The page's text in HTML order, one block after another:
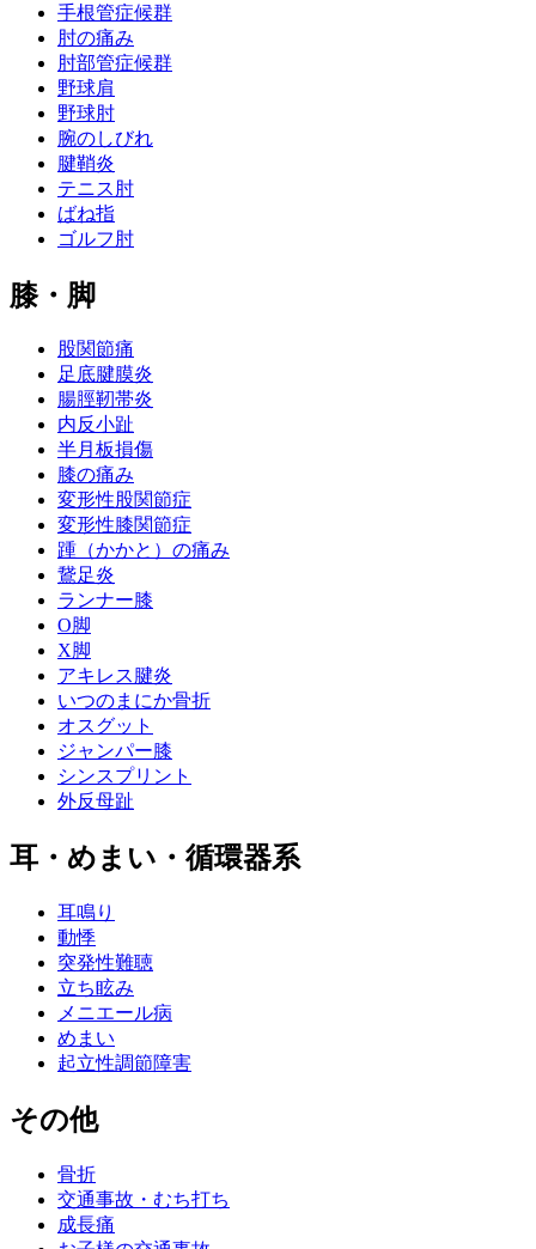
手根管症候群
肘の痛み
肘部管症候群
野球肩
野球肘
腕のしびれ
腱鞘炎
テニス肘
ばね指
ゴルフ肘
膝・脚
股関節痛
足底腱膜炎
腸脛靭帯炎
内反小趾
半月板損傷
膝の痛み
変形性股関節症
変形性膝関節症
踵（かかと）の痛み
鵞足炎
ランナー膝
O脚
X脚
アキレス腱炎
いつのまにか骨折
オスグット
ジャンパー膝
シンスプリント
外反母趾
耳・めまい・循環器系
耳鳴り
動悸
突発性難聴
立ち眩み
メニエール病
めまい
起立性調節障害
その他
骨折
交通事故・むち打ち
成長痛